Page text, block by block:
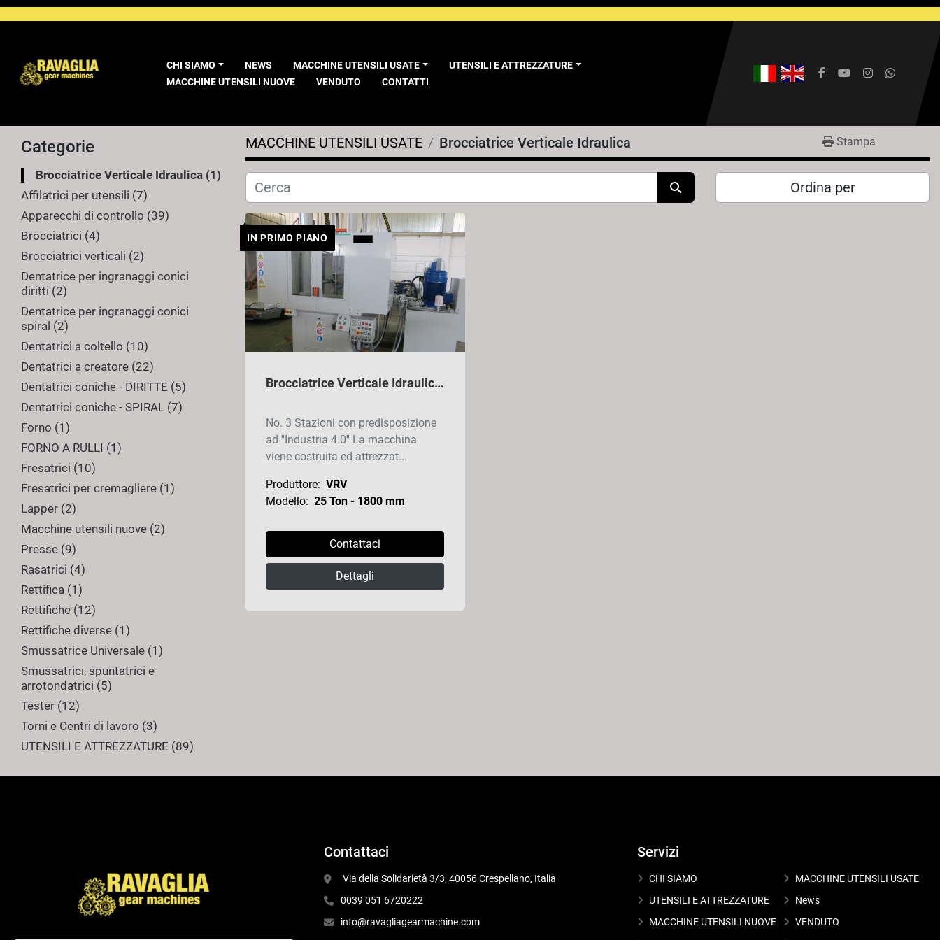
CHI SIAMO MACCHINE UTENSILI USATE UTENSILI E ATTREZZATURE
NEWS
MACCHINE UTENSILI NUOVE
VENDUTO CONTATTI
facebookyoutubeinstagram
Categorie
Brocciatrice Verticale Idraulica 1
Affilatrici per utensili 7
Apparecchi di controllo 39
Brocciatrici 4
Brocciatrici verticali 2
Dentatrice per ingranaggi conici
diritti 2
Dentatrice per ingranaggi conici
spiral
2
Dentatrici a coltello 10
Dentatrici a creatore 22
Dentatrici coniche - DIRITTE 5
Dentatrici coniche - SPIRAL 7
Forno 1
FORNO A RULLI
1
Fresatrici 10
Fresatrici per cremagliere 1
Lapper 2
Macchine utensili nuove 2
Presse 9
Rasatrici 4
Rettifica 1
Rettifiche 12
Rettifiche diverse 1
Smussatrice Universale 1
Smussatrici, spuntatrici e
arrotondatrici 5
Tester 12
Torni e Centri di lavoro 3
UTENSILI E ATTREZZATURE 89
MACCHINE UTENSILI USATE Brocciatrice Verticale Idraulica Stampa
Ordina per
IN PRIMO PIANO
Brocciatrice Verticale Idraulica - 25 Ton Corsa 1800 mm - NUOVA - con predisposizione ad ''Industria 4.0''
No. 3 Stazioni con predisposizione
ad ''Industria 4.0'' La macchina
viene costruita ed attrezzat...
Produttore: VRV
Modello: 25 Ton - 1800 mm
Contattaci
Dettagli
Contattaci
Via della Solidarietà 3/3, 40056 Crespellano, Italia
0039 051 6720222
info@ravagliagearmachine.com
Servizi
CHI SIAMO
MACCHINE UTENSILI USATE
UTENSILI E ATTREZZATURE
News
MACCHINE UTENSILI NUOVE
VENDUTO